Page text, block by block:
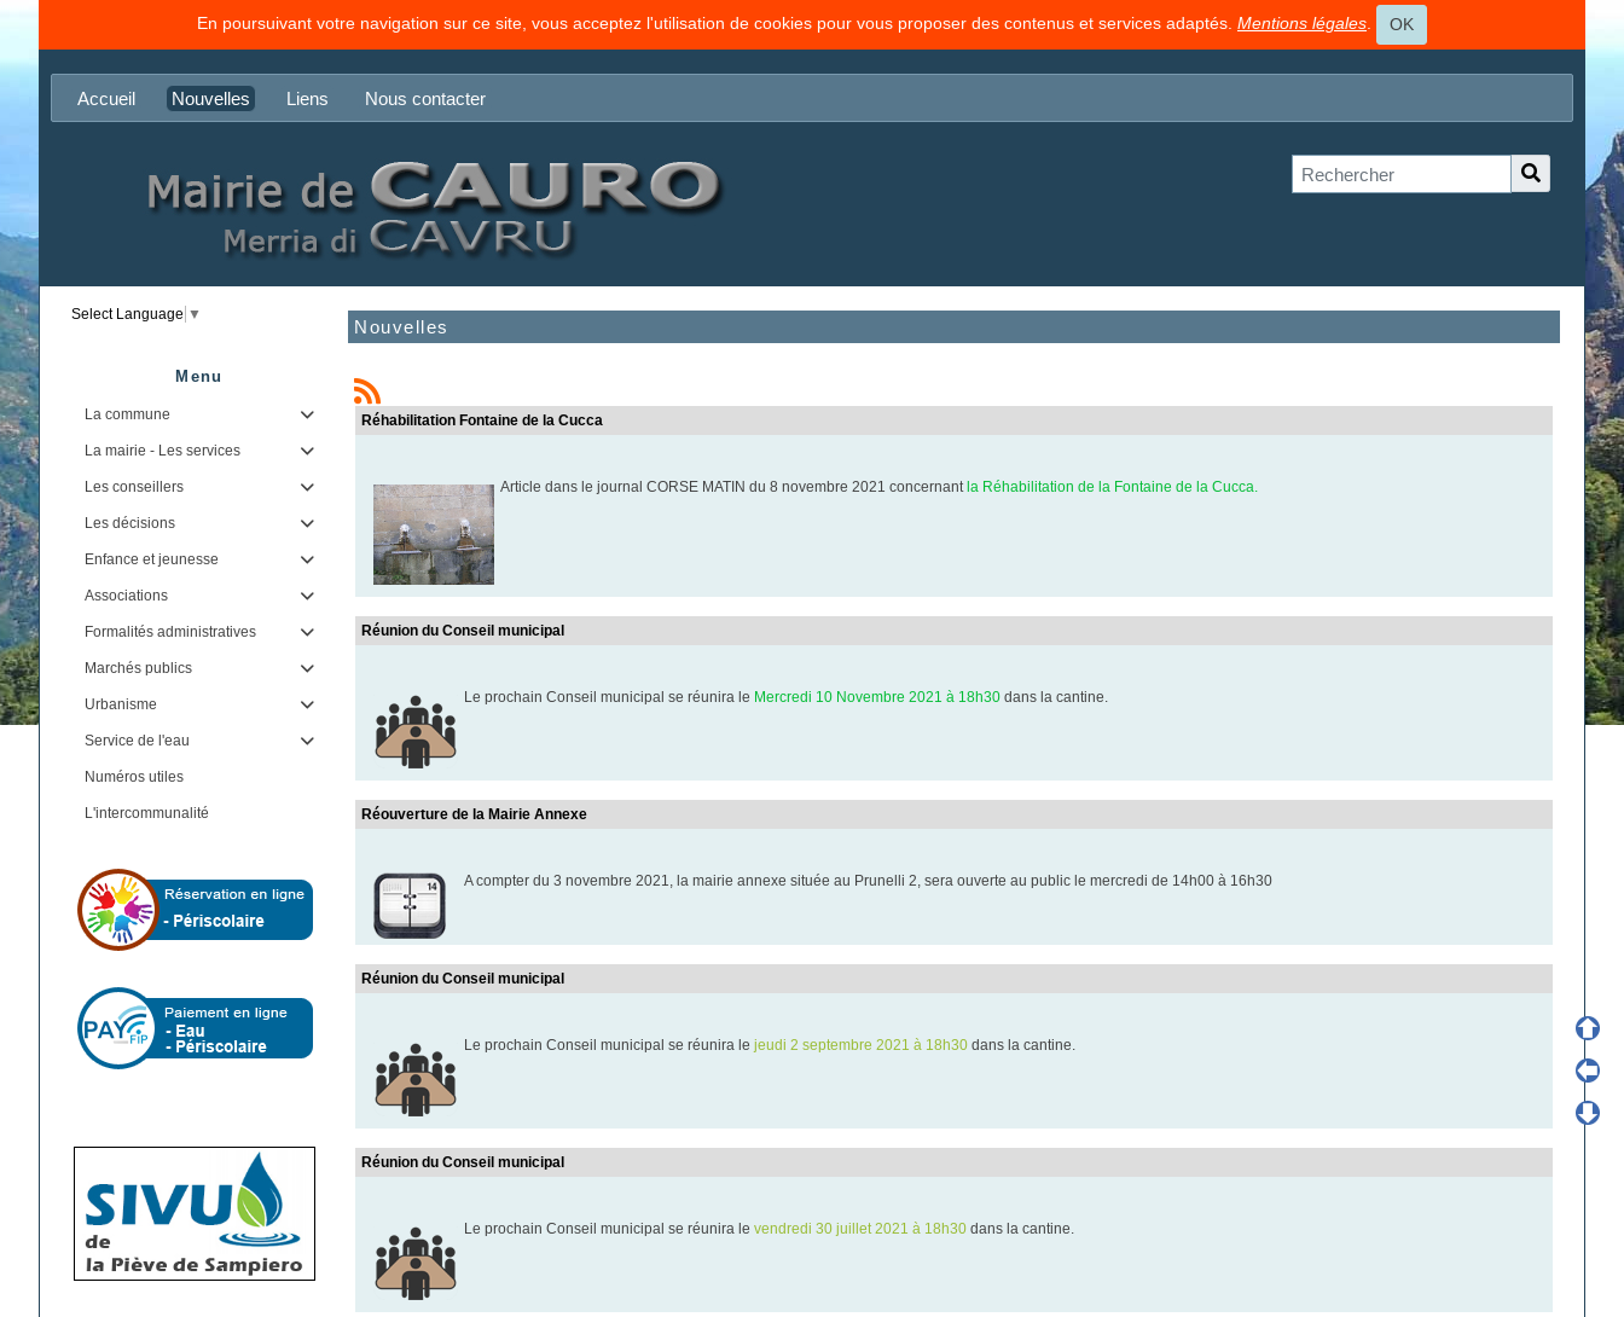
En poursuivant votre navigation sur ce site, vous acceptez l'utilisation de cookies pour vous proposer des contenus et services adaptés. Mentions légales. OK
Accueil Nouvelles Liens Nous contacter
Select Language ▼
Menu
La commune 
La mairie - Les services 
Les conseillers 
Les décisions 
Enfance et jeunesse 
Associations 
Formalités administratives 
Marchés publics 
Urbanisme 
Service de l'eau 
Numéros utiles
L'intercommunalité
Nouvelles
Réhabilitation Fontaine de la Cucca
Article dans le journal CORSE MATIN du 8 novembre 2021 concernant la Réhabilitation de la Fontaine de la Cucca.
Réunion du Conseil municipal
Le prochain Conseil municipal se réunira le Mercredi 10 Novembre 2021 à 18h30 dans la cantine.
Réouverture de la Mairie Annexe
A compter du 3 novembre 2021, la mairie annexe située au Prunelli 2, sera ouverte au public le mercredi de 14h00 à 16h30
Réunion du Conseil municipal
Le prochain Conseil municipal se réunira le jeudi 2 septembre 2021 à 18h30 dans la cantine.
Réunion du Conseil municipal
Le prochain Conseil municipal se réunira le vendredi 30 juillet 2021 à 18h30 dans la cantine.